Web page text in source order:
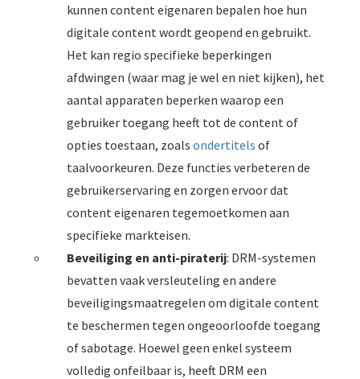
kunnen content eigenaren bepalen hoe hun
digitale content wordt geopend en gebruikt.
Het kan regio specifieke beperkingen
afdwingen (waar mag je wel en niet kijken), het
aantal apparaten beperken waarop een
gebruiker toegang heeft tot de content of
opties toestaan, zoalsondertitels of
taalvoorkeuren. Deze functies verbeteren de
gebruikerservaring en zorgen ervoor dat
content eigenaren tegemoetkomen aan
specifieke markteisen.
Beveiliging en anti-piraterij: DRM-systemen
bevatten vaak versleuteling en andere
beveiligingsmaatregelen om digitale content
te beschermen tegen ongeoorloofde toegang
of sabotage. Hoewel geen enkel systeem
volledig onfeilbaar is, heeft DRM een